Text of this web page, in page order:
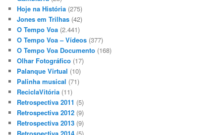
Hoje na História (275)
Jones em Trilhas (42)
O Tempo Voa (2.441)
O Tempo Voa – Vídeos (377)
O Tempo Voa Documento (168)
Olhar Fotográfico (17)
Palanque Virtual (10)
Palinha musical (71)
ReciclaVitória (11)
Retrospectiva 2011 (5)
Retrospectiva 2012 (9)
Retrospectiva 2013 (9)